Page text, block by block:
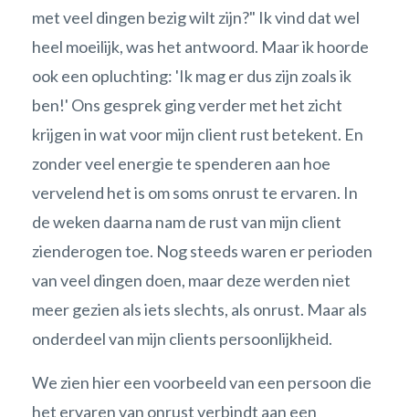
met veel dingen bezig wilt zijn?" Ik vind dat wel
heel moeilijk, was het antwoord. Maar ik hoorde
ook een opluchting: 'Ik mag er dus zijn zoals ik
ben!' Ons gesprek ging verder met het zicht
krijgen in wat voor mijn client rust betekent. En
zonder veel energie te spenderen aan hoe
vervelend het is om soms onrust te ervaren. In
de weken daarna nam de rust van mijn client
zienderogen toe. Nog steeds waren er perioden
van veel dingen doen, maar deze werden niet
meer gezien als iets slechts, als onrust. Maar als
onderdeel van mijn clients persoonlijkheid.
We zien hier een voorbeeld van een persoon die
het ervaren van onrust verbindt aan een